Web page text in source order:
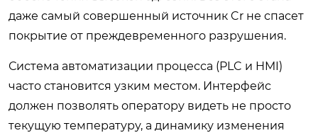
даже самый совершенный источник Cr не спасет
покрытие от преждевременного разрушения.
Система автоматизации процесса (PLC и HMI)
часто становится узким местом. Интерфейс
должен позволять оператору видеть не просто
текущую температуру, а динамику изменения